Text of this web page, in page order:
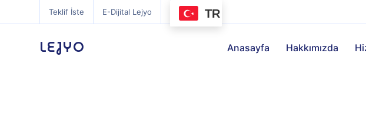
Teklif İste E-Dijital Lejyo TR
LEJYO Anasayfa Hakkımızda